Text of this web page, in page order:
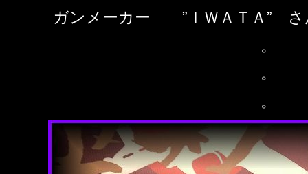
ガンメーカー ”ＩＷＡＴＡ” さ
。
。
。